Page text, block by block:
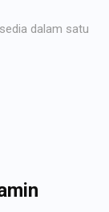
dalam satu